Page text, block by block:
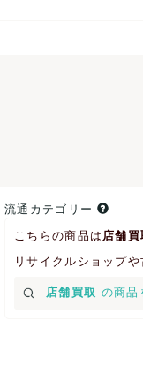
流通カテゴリー
こちらの商品は 店舗買
リサイクルショップ
店舗買取 の商品